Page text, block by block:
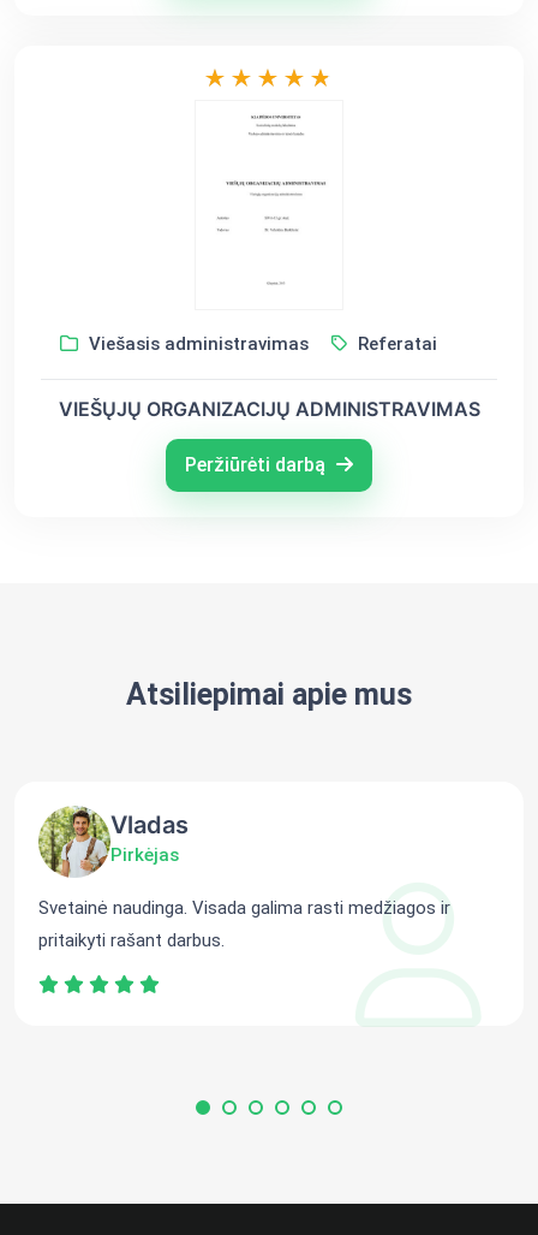
Viešasis administravimas Referatai
VIEŠŲJŲ ORGANIZACIJŲ ADMINISTRAVIMAS
Peržiūrėti darbą
Atsiliepimai apie mus
Vladas
Pirkėjas
Svetainė naudinga. Visada galima rasti medžiagos ir
pritaikyti rašant darbus.